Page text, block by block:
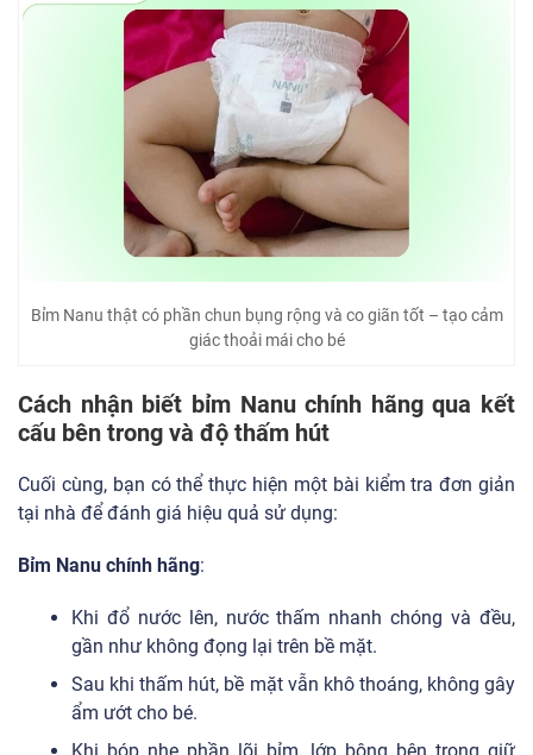
Bỉm Nanu thật có phần chun bụng rộng và co giãn tốt – tạo cảm
giác thoải mái cho bé
Cách nhận biết bỉm Nanu chính hãng qua kết
cấu bên trong và độ thấm hút
Cuối cùng, bạn có thể thực hiện một bài kiểm tra đơn giản
tại nhà để đánh giá hiệu quả sử dụng:
Bỉm Nanu chính hãng:
Khi đổ nước lên, nước thấm nhanh chóng và đều,
gần như không đọng lại trên bề mặt.
Sau khi thấm hút, bề mặt vẫn khô thoáng, không gây
ẩm ướt cho bé.